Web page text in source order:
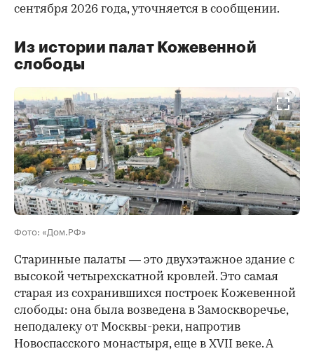
сентября 2026 года, уточняется в сообщении.
00:00 / 00:00
Из истории палат Кожевенной
слободы
Фото: «Дом.РФ»
Старинные палаты — это двухэтажное здание с
высокой четырехскатной кровлей. Это самая
старая из сохранившихся построек Кожевенной
слободы: она была возведена в Замоскворечье,
неподалеку от Москвы-реки, напротив
Новоспасского монастыря, еще в XVII веке. А